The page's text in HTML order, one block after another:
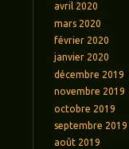
avril 2020
mars 2020
février 2020
janvier 2020
décembre 2019
novembre 2019
octobre 2019
septembre 2019
août 2019